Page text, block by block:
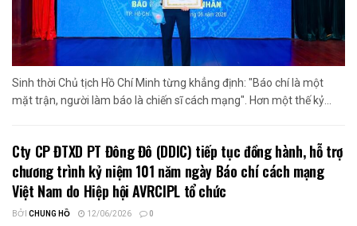
Sinh thời Chủ tịch Hồ Chí Minh từng khẳng định: "Báo chí là một
mặt trận, người làm báo là chiến sĩ cách mạng". Hơn một thế kỷ...
Cty CP ĐTXD PT Đông Đô (DDIC) tiếp tục đồng hành, hỗ trợ
chương trình kỷ niệm 101 năm ngày Báo chí cách mạng
Việt Nam do Hiệp hội AVRCIPL tổ chức
BỞI CHUNG HỒ 12/06/2026 0